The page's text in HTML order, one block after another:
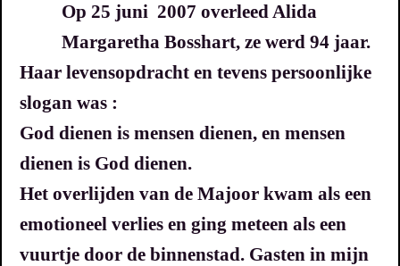
Op 25 juni 2007 overleed Alida
Margaretha Bosshart, ze werd 94 jaar.
Haar levensopdracht en tevens persoonlijke
slogan was :
God dienen is mensen dienen, en mensen
dienen is God dienen.
Het overlijden van de Majoor kwam als een
emotioneel verlies en ging meteen als een
vuurtje door de binnenstad. Gasten in mijn